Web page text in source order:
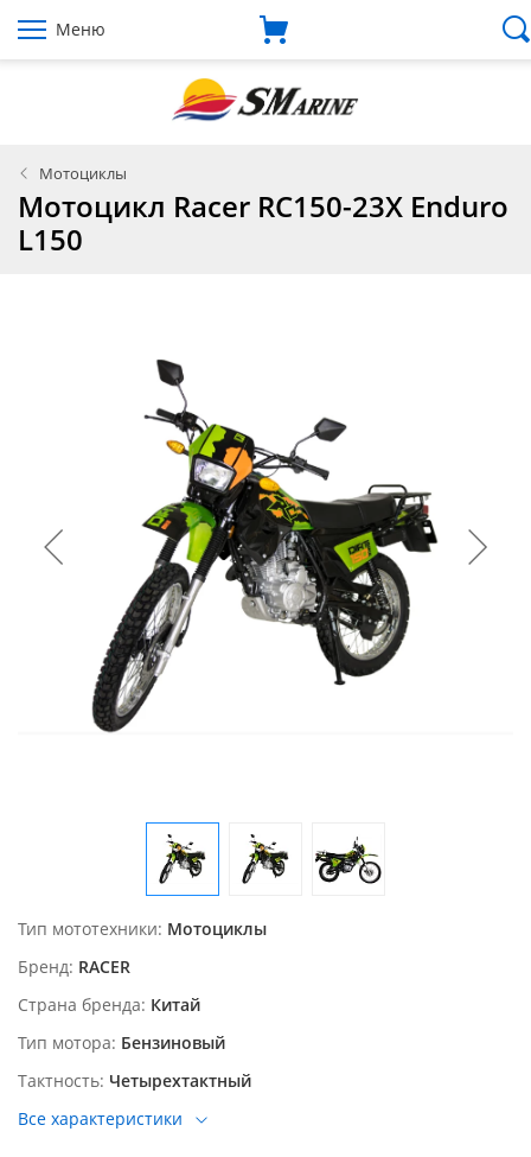
Меню
Мотоциклы
Мотоцикл Racer RC150-23X Enduro
L150
Тип мототехники Мотоциклы
Бренд RACER
Страна бренда Китай
Тип мотора Бензиновый
Тактность Четырехтактный
Все характеристики